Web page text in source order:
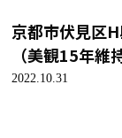
京都市伏見区
（美観15年
2022.10.31